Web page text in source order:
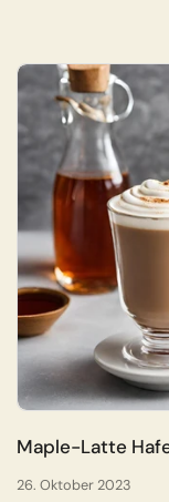
Maple-Latte
26. Oktober 2023